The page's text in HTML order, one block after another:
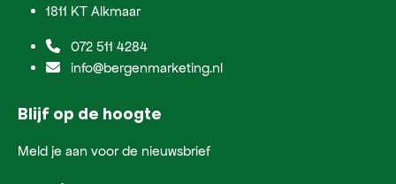
1811 KT Alkmaar
072 511 4284
info@bergenmarketing.nl
Blijf op de hoogte
Meld je aan voor de nieuwsbrief